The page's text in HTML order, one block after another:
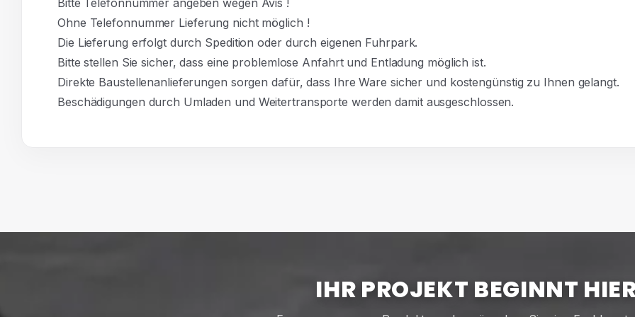
Bitte Telefonnummer angeben wegen Avis !
Ohne Telefonnummer Lieferung nicht möglich !
Die Lieferung erfolgt durch Spedition oder durch eigenen Fuhrpark.
Bitte stellen Sie sicher, dass eine problemlose Anfahrt und Entladung möglich ist.
Direkte Baustellenanlieferungen sorgen dafür, dass Ihre Ware sicher und kostengünstig zu Ihnen gelangt.
Beschädigungen durch Umladen und Weitertransporte werden damit ausgeschlossen.
IHR PROJEKT BEGINNT